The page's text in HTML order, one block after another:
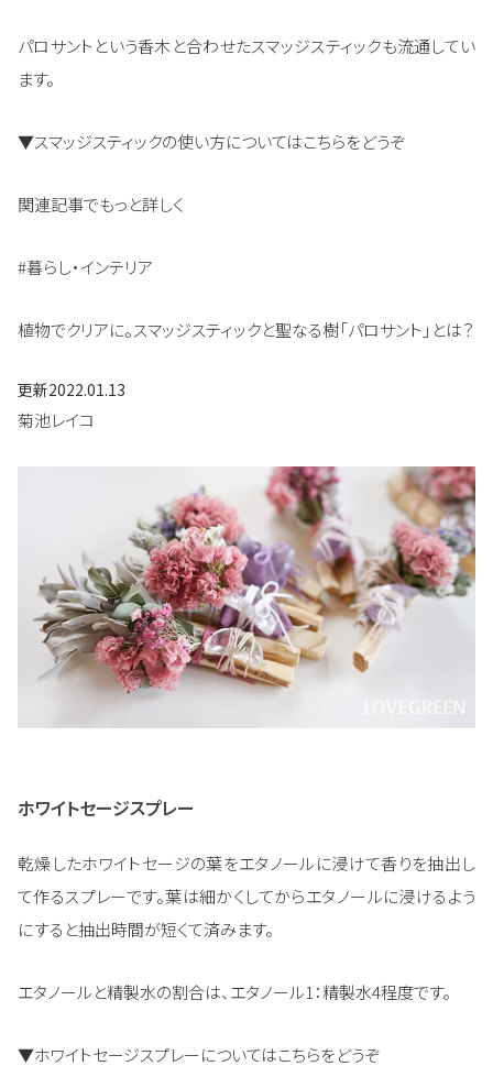
パロサントという香木と合わせたスマッジスティックも流通してい
ます。
▼スマッジスティックの使い方についてはこちらをどうぞ
関連記事でもっと詳しく
#暮らし・インテリア
植物でクリアに。スマッジスティックと聖なる樹「パロサント」とは？
更新2022.01.13
菊池レイコ
ホワイトセージスプレー
乾燥したホワイトセージの葉をエタノールに浸けて香りを抽出し
て作るスプレーです。葉は細かくしてからエタノールに浸けるよう
にすると抽出時間が短くて済みます。
エタノールと精製水の割合は、エタノール1：精製水4程度です。
▼ホワイトセージスプレーについてはこちらをどうぞ